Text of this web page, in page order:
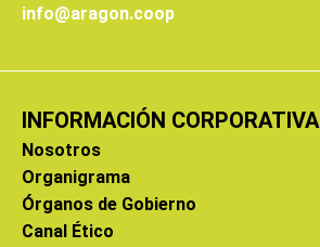
info@aragon.coop
INFORMACIÓN CORPORATIVA
Nosotros
Organigrama
Órganos de Gobierno
Canal Ético